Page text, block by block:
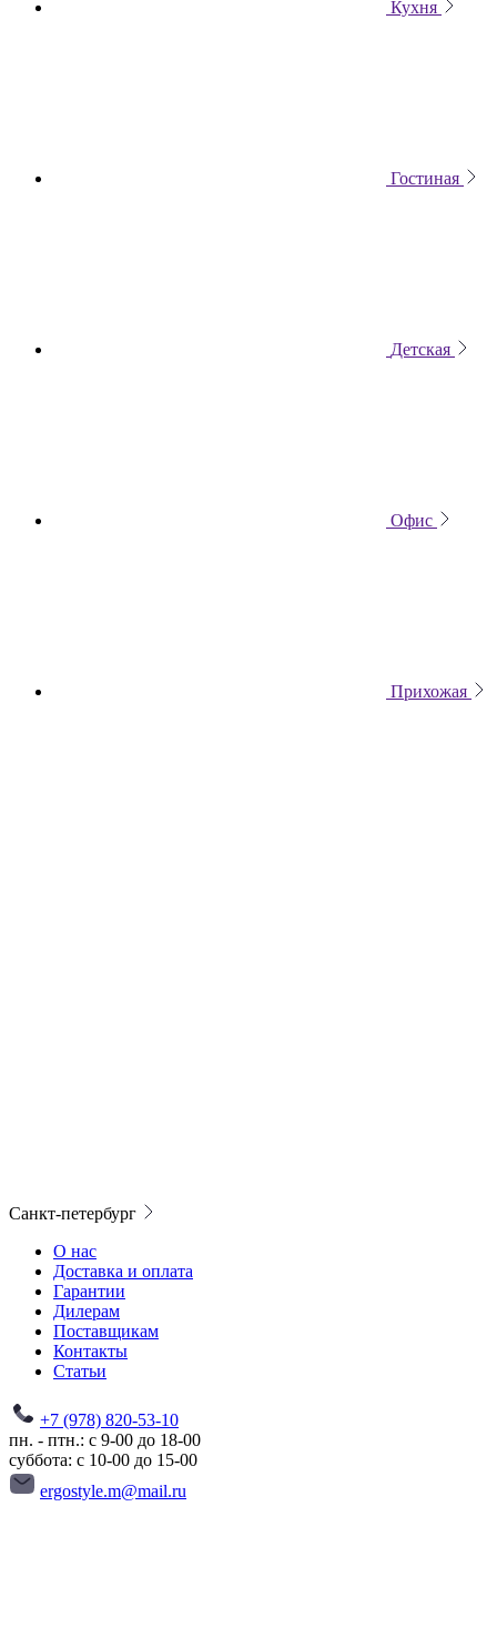
Кухня
Гостиная
Детская
Офис
Прихожая
Санкт-петербург
О нас
Доставка и оплата
Гарантии
Дилерам
Поставщикам
Контакты
Статьи
+7 (978) 820-53-10
пн. - птн.: с 9-00 до 18-00
суббота: с 10-00 до 15-00
ergostyle.m@mail.ru